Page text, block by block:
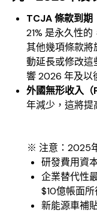
TCJA 條款到期
21% 是永久性
其他幾項條款
動延長或修改這
響 2026 年及以
外國無形收入（
年減少，這將提
※ 注意：2025
研發費用資
企業替代性
$10億帳面所
新能源車補